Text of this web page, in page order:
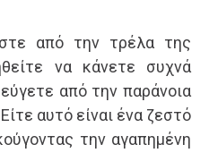
από την τρέλα της
να κάνετε συχνά
από την παράνοια
αυτό είναι ένα ζεστό
την αγαπημένη